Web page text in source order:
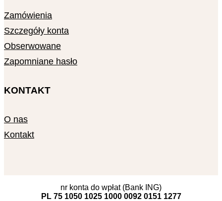
Zamówienia
Szczegóły konta
Obserwowane
Zapomniane hasło
KONTAKT
O nas
Kontakt
nr konta do wpłat (Bank ING)
PL 75 1050 1025 1000 0092 0151 1277